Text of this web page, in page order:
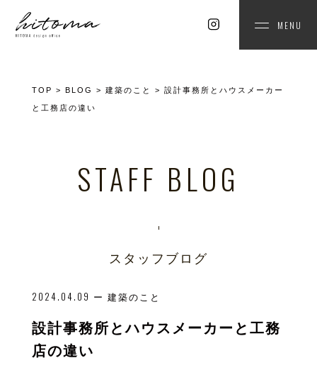
MENU
TOP > BLOG > 建築のこと > 設計事務所とハウスメーカー
と工務店の違い
STAFF BLOG
スタッフブログ
2024.04.09 ー 建築のこと
設計事務所とハウスメーカーと工務
店の違い